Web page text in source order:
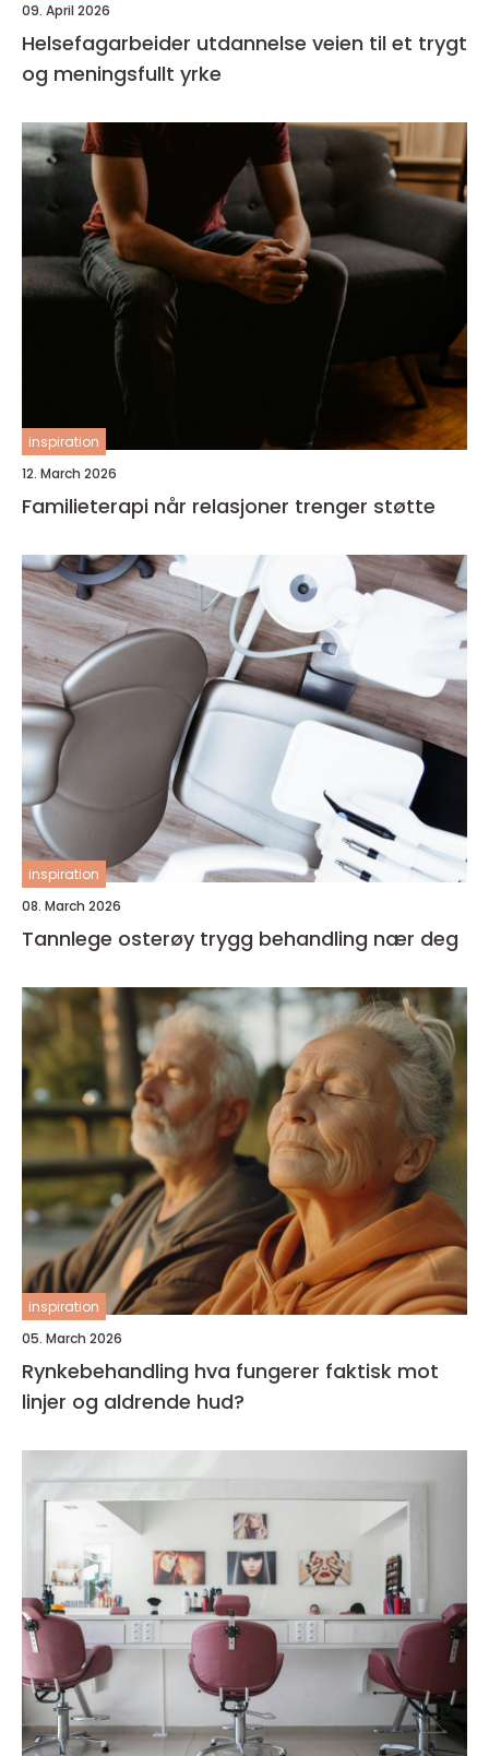
09. April 2026
Helsefagarbeider utdannelse veien til et trygt
og meningsfullt yrke
inspiration
12. March 2026
Familieterapi når relasjoner trenger støtte
inspiration
08. March 2026
Tannlege osterøy trygg behandling nær deg
inspiration
05. March 2026
Rynkebehandling hva fungerer faktisk mot
linjer og aldrende hud?